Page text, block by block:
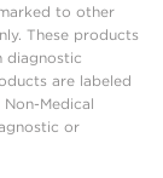
to other
These products
diagnostic
are labeled
Medical
or